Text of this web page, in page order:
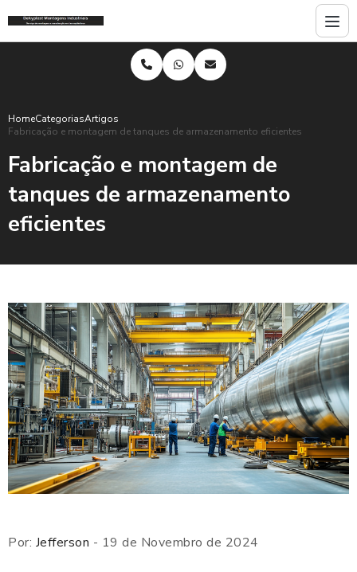
HomeCategoriasArtigos
Fabricação e montagem de tanques de armazenamento eficientes
Fabricação e montagem de
tanques de armazenamento
eficientes
Por: Jefferson - 19 de Novembro de 2024